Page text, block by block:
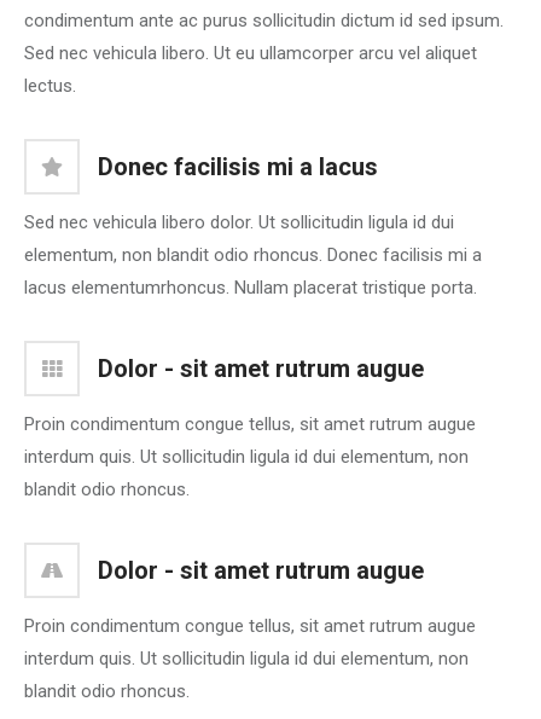
condimentum ante ac purus sollicitudin dictum id sed ipsum.
Sed nec vehicula libero. Ut eu ullamcorper arcu vel aliquet
lectus.
Donec facilisis mi a lacus
Sed nec vehicula libero dolor. Ut sollicitudin ligula id dui
elementum, non blandit odio rhoncus. Donec facilisis mi a
lacus elementumrhoncus. Nullam placerat tristique porta.
Dolor - sit amet rutrum augue
Proin condimentum congue tellus, sit amet rutrum augue
interdum quis. Ut sollicitudin ligula id dui elementum, non
blandit odio rhoncus.
Dolor - sit amet rutrum augue
Proin condimentum congue tellus, sit amet rutrum augue
interdum quis. Ut sollicitudin ligula id dui elementum, non
blandit odio rhoncus.